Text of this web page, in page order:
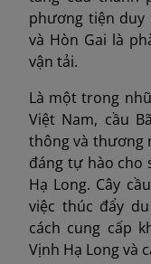
phương tiện duy
và Hòn Gai là
vận tải.
Là một trong
Việt Nam, cầu
thông và thương
đáng tự hào cho
Hạ Long. Cây
việc thúc đẩy
cách cung cấp
Vịnh Hạ Long và